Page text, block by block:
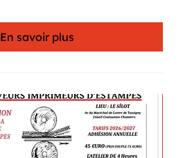
En savoir plus